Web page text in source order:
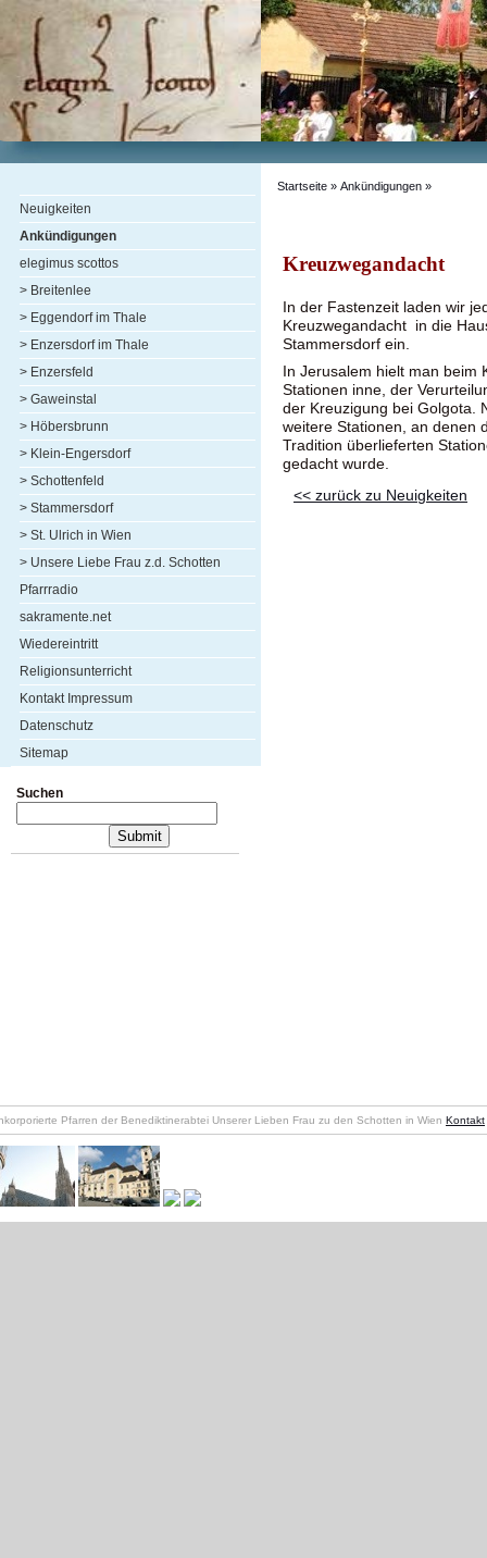
Neuigkeiten
Ankündigungen
elegimus scottos
> Breitenlee
> Eggendorf im Thale
> Enzersdorf im Thale
> Enzersfeld
> Gaweinstal
> Höbersbrunn
> Klein-Engersdorf
> Schottenfeld
> Stammersdorf
> St. Ulrich in Wien
> Unsere Liebe Frau z.d. Schotten
Pfarrradio
sakramente.net
Wiedereintritt
Religionsunterricht
Kontakt Impressum
Datenschutz
Sitemap
Suchen
Startseite » Ankündigungen »
Kreuzwegandacht
In der Fastenzeit laden wir
Kreuzwegandacht in die
Stammersdorf ein.
In Jerusalem hielt man beim
Stationen inne, der
der Kreuzigung bei Golgota.
weitere Stationen, an denen
Tradition überlieferten
gedacht wurde.
<< zurück zu Neuigkeiten
Pfarren der Benediktinerabtei Unserer Lieben Frau zu den Schotten in Wien Kontakt